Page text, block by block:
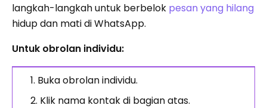
langkah-langkah untuk berbelok pesan yang hilang
hidup dan mati di WhatsApp.
Untuk obrolan individu:
Buka obrolan individu.
Klik nama kontak di bagian atas.